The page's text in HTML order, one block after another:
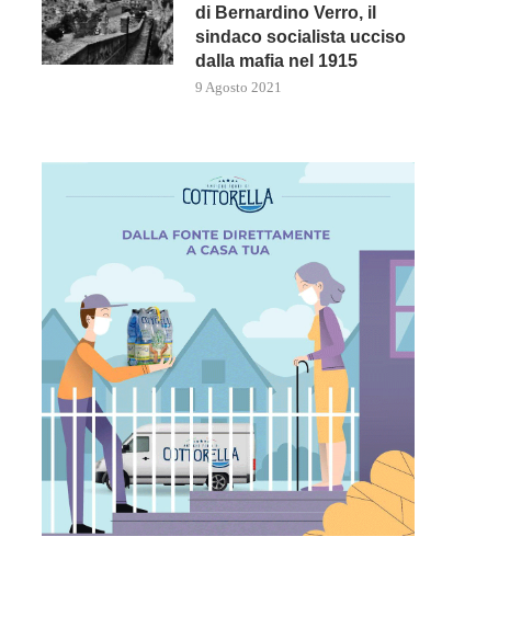
di Bernardino Verro, il
sindaco socialista ucciso
dalla mafia nel 1915
9 Agosto 2021